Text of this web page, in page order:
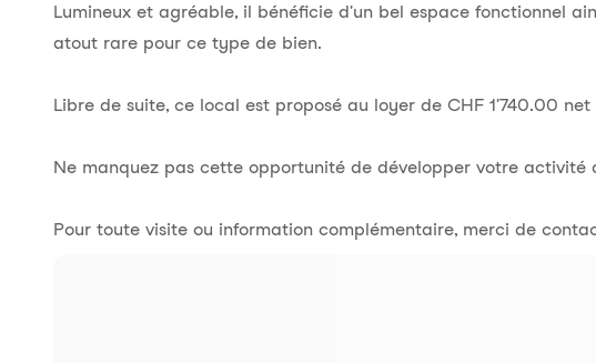
Lumineux et agréable, il bénéficie d'un bel espace fonctionnel
atout rare pour ce type de bien.
Libre de suite, ce local est proposé au loyer de CHF 1'740.00
Ne manquez pas cette opportunité de développer votre activité
Pour toute visite ou information complémentaire, merci de